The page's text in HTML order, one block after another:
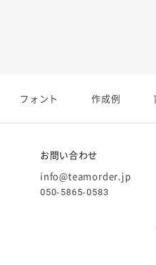
フォント 作成例
お問い合わせ
info@teamorder.jp
050-5865-0583